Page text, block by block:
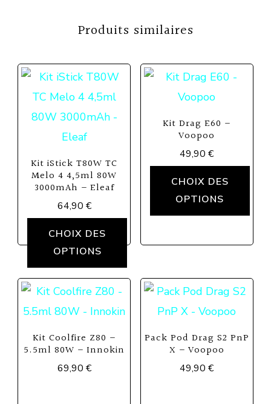
Produits similaires
Kit iStick T80W TC
Melo 4 4,5ml 80W
3000mAh – Eleaf
64,90 €
CHOIX DES
OPTIONS
produit
a
plusieurs
variations.
Kit Drag E60 –
Voopoo
49,90€
CHOIX DES
OPTIONS
a
Les
Kit Coolfire Z80 –
5.5ml 80W – Innokin
69,90 €
Pack Pod Drag S2 PnP
X – Voopoo
49,90€